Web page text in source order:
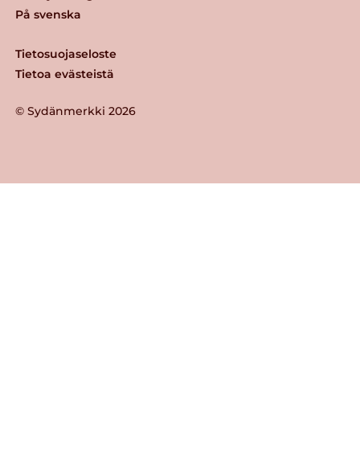
© Sydänmerkki 2026
Tietosuojaseloste
Tietoa evästeistä
På svenska